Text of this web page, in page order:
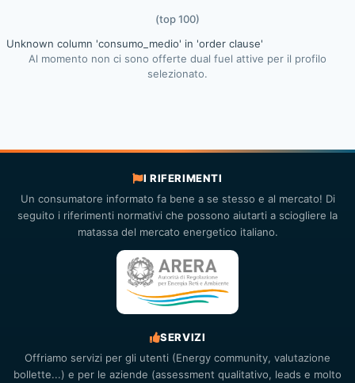
(top 100)
Unknown column 'consumo_medio' in 'order clause'
Al momento non ci sono offerte dual fuel attive per il profilo
selezionato.
I RIFERIMENTI
Un consumatore informato fa bene a se stesso e al mercato! Di
seguito i riferimenti normativi che possono aiutarti a sciogliere la
matassa del mercato energetico italiano.
SERVIZI
Offriamo servizi per gli utenti (Energy community, valutazione
bollette...) e per le aziende (assessment qualitativo, leads e molto